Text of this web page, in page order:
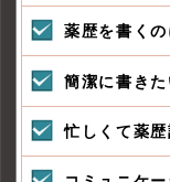
薬歴を書く
簡潔に書き
忙しくて薬